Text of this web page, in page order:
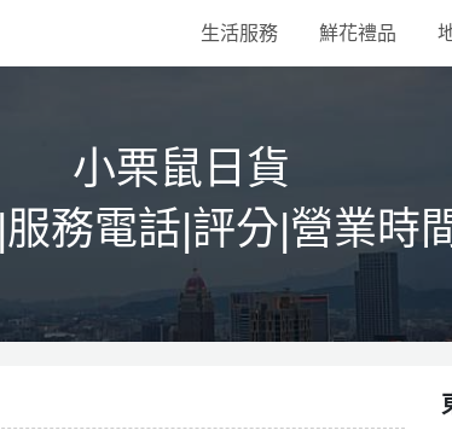
生活服務 鮮花禮品
小栗鼠日貨
務電話|評分|營業時